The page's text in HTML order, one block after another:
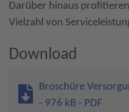
Darüber hinaus
Vielzahl von
Download
Broschüre
- 976 kB - PDF